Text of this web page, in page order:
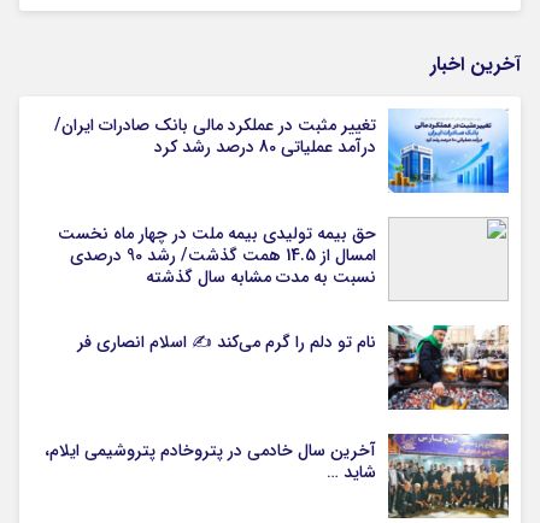
آخرین اخبار
تغییر مثبت در عملکرد مالی بانک صادرات ایران/
درآمد عملیاتی 80 درصد رشد کرد
حق بیمه تولیدی بیمه ملت در چهار ماه نخست
امسال از 14.5 همت گذشت/ رشد 90 درصدی
نسبت به مدت مشابه سال گذشته
نام تو دلم را گرم می‌کند ✍️ اسلام انصاری فر
آخرین سال خادمی در پتروخادم پتروشیمی ایلام،
شاید …